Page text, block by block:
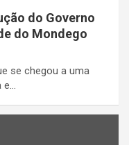
do Governo
do Mondego
se chegou a uma